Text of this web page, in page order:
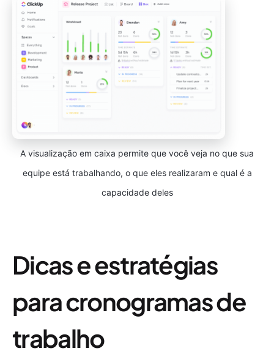
A visualização em caixa permite que você veja no que sua
equipe está trabalhando, o que eles realizaram e qual é a
capacidade deles
Dicas e estratégias
para cronogramas de
trabalho